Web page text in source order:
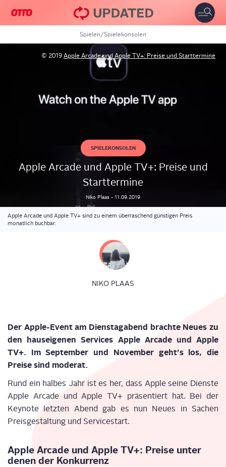
Toggle
Spielen/Spielekonsolen
© 2019 Apple Arcade und Apple TV+: Preise und Starttermine
SPIELEKONSOLEN
Apple Arca­de und Apple TV+: Prei­se und
Starttermine
Niko Plaas - 11.09.2019
Apple Arcade und Apple TV+ sind zu einem überraschend günstigen Preis
monatlich buchbar.
NIKO PLAAS
Der Apple-Event am Diens­tag­abend brach­te Neu­es zu
den haus­ei­ge­nen Ser­vices Apple Arca­de und Apple
TV+. Im Sep­tem­ber und Novem­ber geht’s los, die
Prei­se sind moderat.
Rund ein hal­bes Jahr ist es her, dass Apple sei­ne Diens­te
Apple Arca­de und Apple TV+ prä­sen­tiert hat. Bei der
Key­note letz­ten Abend gab es nun Neu­es in Sachen
Preis­ge­stal­tung und Servicestart.
Apple Arca­de und Apple TV+: Prei­se unter
denen der Konkurrenz